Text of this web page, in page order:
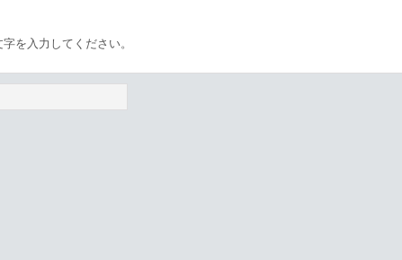
を入力してください。